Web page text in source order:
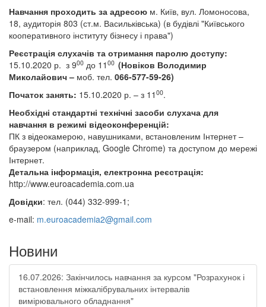
Навчання проходить за адресою м. Київ, вул. Ломоносова,
18, аудиторія 803 (ст.м. Васильківська) (в будівлі "Київського
кооперативного інституту бізнесу і права")
Реєстрація слухачів та отримання паролю доступу:
15.10.2020 р. з 900 до 11 00 (Новіков Володимир
Миколайович – моб. тел. 066-577-59-26)
Початок занять: 15.10.2020 р. – з 11 00.
Необхідні стандартні технічні засоби слухача для
навчання в режимі відеоконференцій:
ПК з відеокамерою, навушниками, встановленим Інтернет –
браузером (наприклад, Google Chrome) та доступом до мережі
Інтернет.
Детальна інформація, електронна реєстрація:
http://www.euroacademia.com.ua
Довідки: тел. (044) 332-999-1;
e-mail: m.euroacademia2@gmail.com
Новини
16.07.2026: Закінчилось навчання за курсом "Розрахунок і
встановлення міжкалібрувальних інтервалів
вимірювального обладнання"